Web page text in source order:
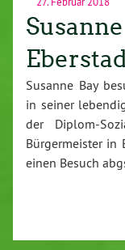
Susanne Bay
in seiner
der Diplom-
Bürgermeister in
einen Besuch